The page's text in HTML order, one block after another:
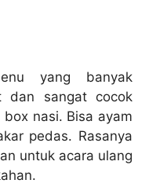
yang banyak
dan sangat cocok
nasi. Bisa ayam
pedas. Rasanya
untuk acara ulang